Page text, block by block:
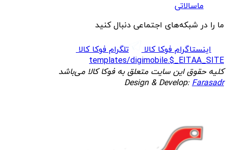
ماسالاتی
ما را در شبکه‌های اجتماعی دنبال کنید
اینستاگرام فوکا کالا
تلگرام فوکا کالا
templates/digimobile.$_EITAA_SITE
کلیه حقوق این سایت متعلق به فوکا کالا می‌باشد
Design & Develop:Farasadr